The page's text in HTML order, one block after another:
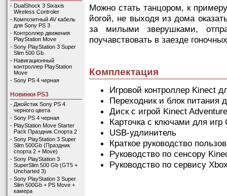
- DualShock 3 Sixaxis
Wireless Controler
- Композитный AV кабель
для Sony PS 3
- Контроллер движения
PlayStation Move
- Sony PlayStation 3 Super
Slim 500 Gb
- Навигационный
контроллер PlayStation
Move
- Sony PS 4 черная
Новинки PS3
- Джойстик Sony PS 4
черного цвета
- Sony PS 4 черная
- PlayStation Move Starter
Pack Праздник Спорта 2
- Sony PlayStation 3 Super
Slim 500Gb (Праздник
спорта 2 + Move)
- Sony PlayStation 3
SuperSlim 500 Gb (GT5 +
Uncharted 3)
- Sony PlayStation 3 Super
Slim 500Gb + PS Move +
камера
Можно стать танцором, к
йогой, не выходя из дома
за милыми зверушками,
поучавствовать в заезде
Комплектация
Игровой контроллер Kinect
Переходник и блок питания
Диск с игрой Kinect
Карточка с ключами для
USB-удлинитель
Краткое руководство
Руководство по сенсору
Руководство по сервису